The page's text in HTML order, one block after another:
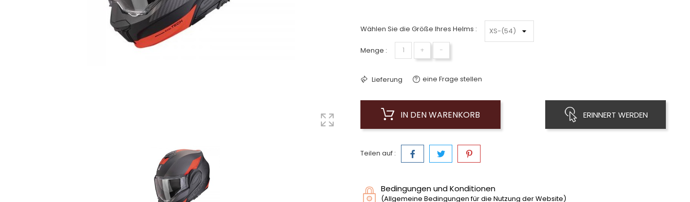
Wählen Sie die Größe Ihres Helms :
Menge : + −
Lieferung eine Frage stellen
IN DEN WARENKORB ERINNERT WERDEN
Teilen auf :
Bedingungen und Konditionen
(Allgemeine Bedingungen für die Nutzung der Website)